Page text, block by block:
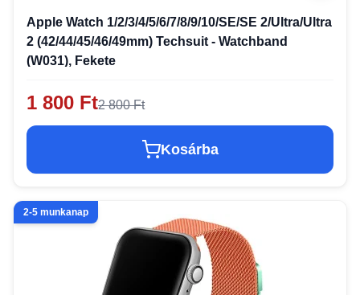
Apple Watch 1/2/3/4/5/6/7/8/9/10/SE/SE 2/Ultra/Ultra
2 (42/44/45/46/49mm) Techsuit - Watchband
(W031), Fekete
1 800 Ft2 800 Ft
Kosárba
2-5 munkanap